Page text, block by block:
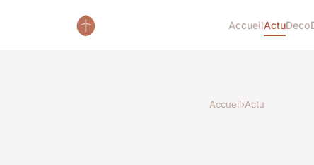
AccueilActuDeco
Accueil›Actu